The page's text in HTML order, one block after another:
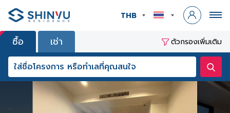
THB
ซื้อ เช่า ตัวกรองเพิ่มเติม